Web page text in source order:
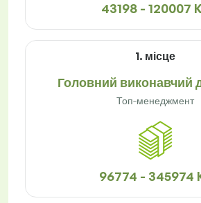
43198 - 120007
1. місце
Головний виконавчий
Топ-менеджмент
96774 - 345974